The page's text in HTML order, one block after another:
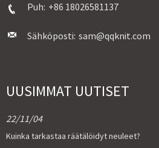
Puh: +86 18026581137
Sähköposti: sam@qqknit.com
UUSIMMAT UUTISET
22/11/04
Kuinka tarkastaa räätälöidyt neuleet?